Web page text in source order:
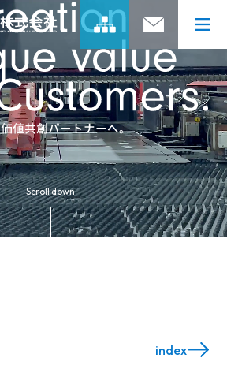
の強み
の強みトップ
領域
み
トップ
ー用開閉装置の開発
ー用遮煙材の開発
Scroll down
index